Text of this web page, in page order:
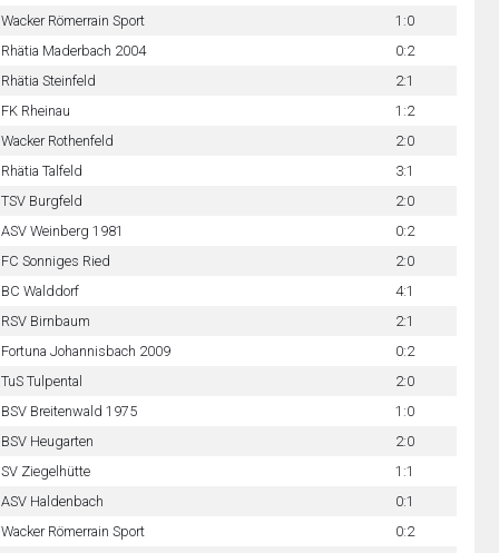
Wacker Römerrain Sport
1:0
Rhätia Maderbach 2004
0:2
Rhätia Steinfeld
2:1
FK Rheinau
1:2
Wacker Rothenfeld
2:0
Rhätia Talfeld
3:1
TSV Burgfeld
2:0
ASV Weinberg 1981
0:2
FC Sonniges Ried
2:0
BC Walddorf
4:1
RSV Birnbaum
2:1
Fortuna Johannisbach 2009
0:2
TuS Tulpental
2:0
BSV Breitenwald 1975
1:0
BSV Heugarten
2:0
SV Ziegelhütte
1:1
ASV Haldenbach
0:1
Wacker Römerrain Sport
0:2